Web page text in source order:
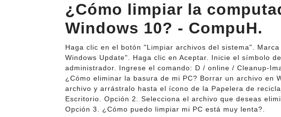
¿Cómo limpiar la
Windows 10? - CompuH.
Haga clic en el botón "Limpiar archivos del sistema".
Windows Update". Haga clic en Aceptar. Inicie el símbolo
administrador. Ingrese el comando: D / online / Cleanup-
¿Cómo eliminar la basura de mi PC? Borrar un archivo en
archivo y arrástralo hasta el ícono de la Papelera de
Escritorio. Opción 2. Selecciona el archivo que deseas
Opción 3. ¿Cómo puedo limpiar mi PC está muy lenta?.